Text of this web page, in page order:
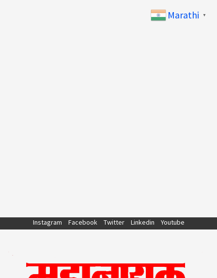
Instagram Facebook Twitter Linkedin Youtube
Marathi ▼